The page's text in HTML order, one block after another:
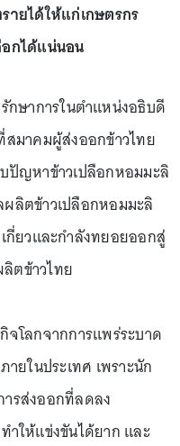
ายได้ให้แก่เกษตรกร
กได้แน่นอน
กษาการในตำแหน่งอธิบดี
มาคมผู้ส่งออกข้าวไทย
ปัญหาข้าวเปลือกหอมมะลิ
ลิตข้าวเปลือกหอมมะลิ
กี่ยวและกำลังทยอยออกสู่
ตข้าวไทย
โลกจากการแพร่ระบาด
ยในประเทศ เพราะนัก
รส่งออกที่ลดลง
ำให้แข่งขันได้ยาก และ